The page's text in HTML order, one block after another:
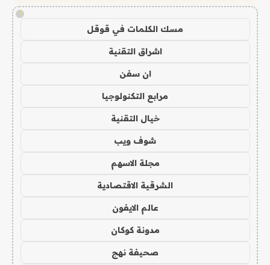
!
مسك الكلمات في قوقل
اشراق التقنية
ان سفن
مرابع التكنولوجيا
خيال التقنية
شوف ويب
مجلة الاسهم
الشرقية الاقتصادية
عالم الايفون
مدونة كوكان
صحيفة نهج